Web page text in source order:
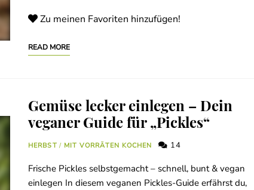
Zu meinen Favoriten hinzufügen!
READ MORE
Gemüse lecker einlegen – Dein
veganer Guide für „Pickles“
HERBST / MIT VORRÄTEN KOCHEN 14
Frische Pickles selbstgemacht – schnell, bunt & vegan
einlegen In diesem veganen Pickles-Guide erfährst du,